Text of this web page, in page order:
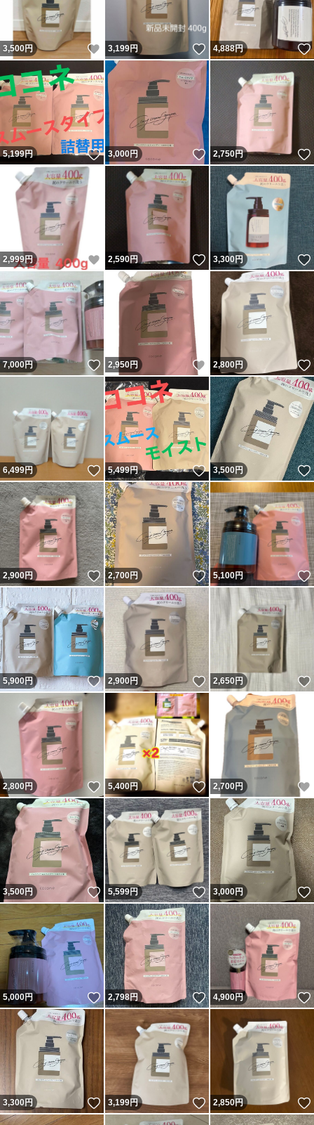
3,500円 いいね！
3,199円 いいね！
4,888円
5,199円 いいね！
3,000円 いいね！
2,750円
2,999円 いいね！
2,590円 いいね！
3,300円
7,000円 いいね！
2,950円 いいね！
2,800円
6,499円 いいね！
5,499円 いいね！
3,500円
2,900円 いいね！
2,700円 いいね！
5,100円
5,900円 いいね！
2,900円 いいね！
2,650円
2,800円 いいね！
5,400円 いいね！
2,700円
3,500円 いいね！
5,599円 いいね！
3,000円
5,000円 いいね！
2,798円 いいね！
4,900円
3,300円 いいね！
3,199円 いいね！
2,850円